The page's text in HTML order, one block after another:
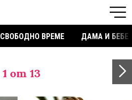
СВОБОДНО ВРЕМЕ ДАМА И БЕБЕ
1 от 13